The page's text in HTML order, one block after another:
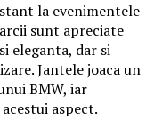
la evenimentele
sunt apreciate
eleganta, dar si
Jantele joaca un
BMW, iar
aspect.